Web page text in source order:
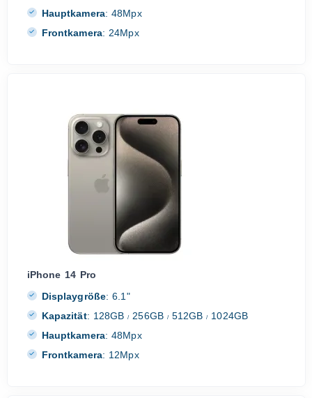
Hauptkamera: 48Mpx
Frontkamera: 24Mpx
iPhone 14 Pro
Displaygröße: 6.1"
Kapazität: 128GB/ 256GB /512GB/ 1024GB
Hauptkamera: 48Mpx
Frontkamera: 12Mpx